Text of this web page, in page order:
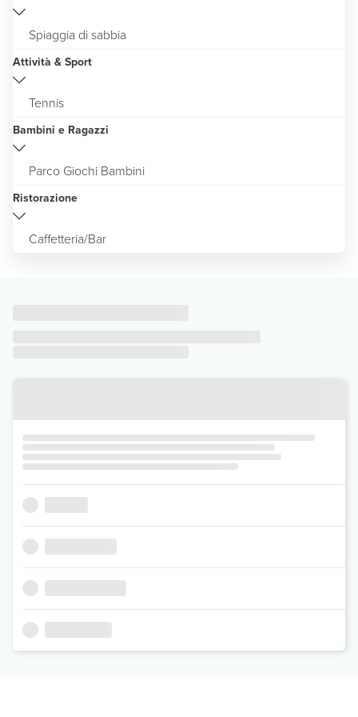
Spiaggia di sabbia
Attività & Sport
Tennis
Bambini e Ragazzi
Parco Giochi Bambini
Ristorazione
Caffetteria/Bar